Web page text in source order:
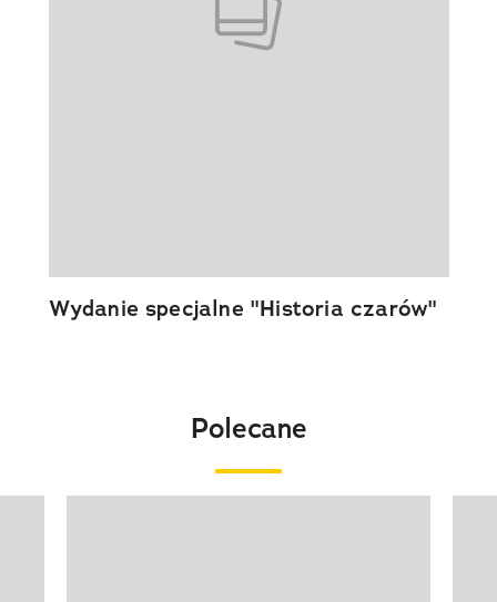
Wydanie specjalne "Historia czarów"
Polecane